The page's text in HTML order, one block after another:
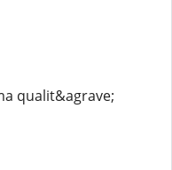
qualit&agrave;